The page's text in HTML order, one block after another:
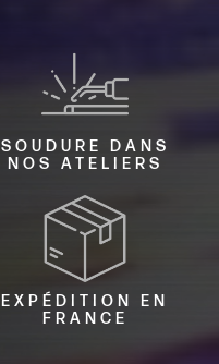
SOUDURE DANS
NOS ATELIERS
EXPÉDITION EN
FRANCE